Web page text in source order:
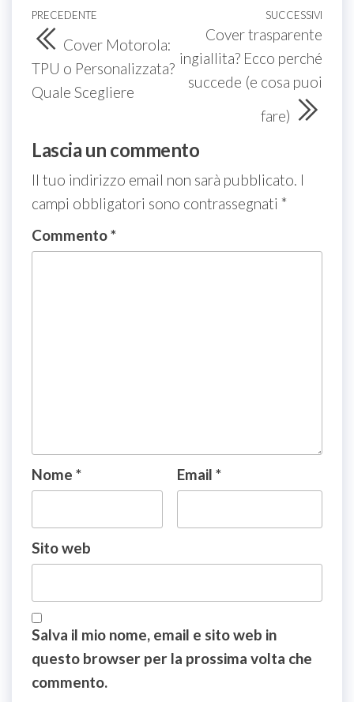
Navigazione
articoli
Articolo
precedente
PRECEDENTE
Cover Motorola:
TPU o Personalizzata?
Quale Scegliere
SUCCESSIVI
Cover trasparente
ingiallita? Ecco perché
succede (e cosa puoi
fare)
Lascia un commento
Il tuo indirizzo email non sarà pubblicato. I
campi obbligatori sono contrassegnati *
Commento*
Nome * Email *
Sito web
Salva il mio nome, email e sito web in
questo browser per la prossima volta che
commento.